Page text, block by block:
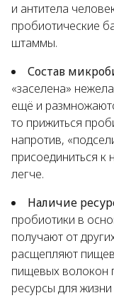
и антитела
пробиотические
штаммы.
Состав
«заселена»
ещё и
то прижиться
напротив,
присоединиться к
легче.
Наличие
пробиотики в
получают от
расщепляют
пищевых волокон
ресурсы для